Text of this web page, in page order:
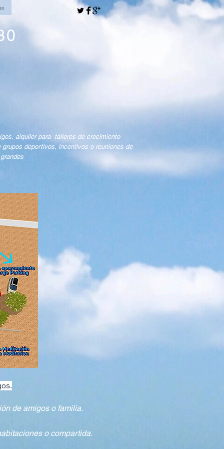
alquiler para talleres de crecimiento
deportivos, incentivos o reuniones de
de amigos o familia.
o compartida.